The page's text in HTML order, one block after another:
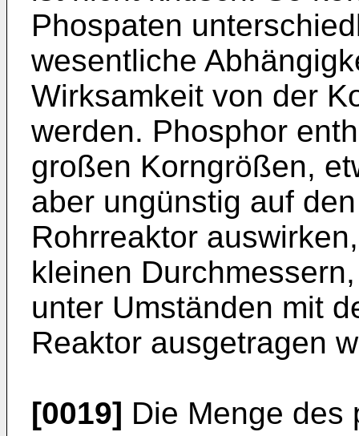
Phospaten
wesentliche
Wirksamkeit von der
werden. Phosphor
großen Korngrößen,
aber ungünstig auf
Rohrreaktor
kleinen
unter Umständen mit
Reaktor ausgetragen
[0019] Die Menge des